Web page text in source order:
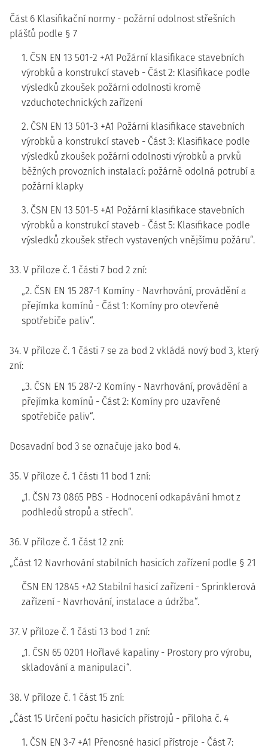
Část 6 Klasifikační normy - požární odolnost střešních
plášťů podle § 7
1. ČSN EN 13 501-2 +A1 Požární klasifikace stavebních
výrobků a konstrukcí staveb - Část 2: Klasifikace podle
výsledků zkoušek požární odolnosti kromě
vzduchotechnických zařízení
2. ČSN EN 13 501-3 +A1 Požární klasifikace stavebních
výrobků a konstrukcí staveb - Část 3: Klasifikace podle
výsledků zkoušek požární odolnosti výrobků a prvků
běžných provozních instalací: požárně odolná potrubí a
požární klapky
3. ČSN EN 13 501-5 +A1 Požární klasifikace stavebních
výrobků a konstrukcí staveb - Část 5: Klasifikace podle
výsledků zkoušek střech vystavených vnějšímu požáru“.
33. V příloze č. 1 části 7 bod 2 zní:
„2. ČSN EN 15 287-1 Komíny - Navrhování, provádění a
přejímka komínů - Část 1: Komíny pro otevřené
spotřebiče paliv“.
34. V příloze č. 1 části 7 se za bod 2 vkládá nový bod 3, který
zní:
„3. ČSN EN 15 287-2 Komíny - Navrhování, provádění a
přejímka komínů - Část 2: Komíny pro uzavřené
spotřebiče paliv“.
Dosavadní bod 3 se označuje jako bod 4.
35. V příloze č. 1 části 11 bod 1 zní:
„1. ČSN 73 0865 PBS - Hodnocení odkapávání hmot z
podhledů stropů a střech“.
36. V příloze č. 1 část 12 zní:
„Část 12 Navrhování stabilních hasicích zařízení podle § 21
ČSN EN 12845 +A2 Stabilní hasicí zařízení - Sprinklerová
zařízení - Navrhování, instalace a údržba“.
37. V příloze č. 1 části 13 bod 1 zní:
„1. ČSN 65 0201 Hořlavé kapaliny - Prostory pro výrobu,
skladování a manipulaci“.
38. V příloze č. 1 část 15 zní:
„Část 15 Určení počtu hasicích přístrojů - příloha č. 4
1. ČSN EN 3-7 +A1 Přenosné hasicí přístroje - Část 7: